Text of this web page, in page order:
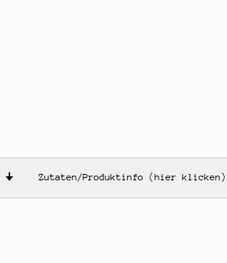
🠋 Zutaten/Produktinfo (hier klicken)